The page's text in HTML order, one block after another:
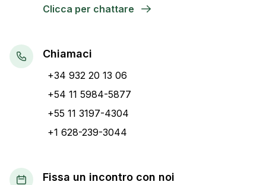
Clicca per chattare
Chiamaci
+34 932 20 13 06
+54 11 5984-5877
+55 11 3197-4304
+1 628-239-3044
Fissa un incontro con noi